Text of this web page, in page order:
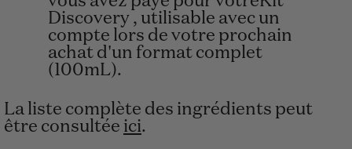
Discovery , utilisable avec un
compte lors de votre prochain
achat d'un format complet
(100mL).
La liste complète des ingrédients peut
être consultée ici.